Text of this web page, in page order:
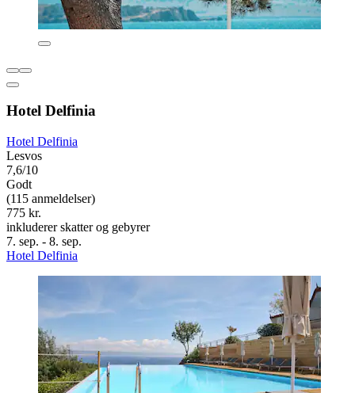
Hotel Delfinia
Hotel Delfinia
Lesvos
7,6/10
Godt
(115 anmeldelser)
775 kr.
inkluderer skatter og gebyrer
7. sep. - 8. sep.
Hotel Delfinia